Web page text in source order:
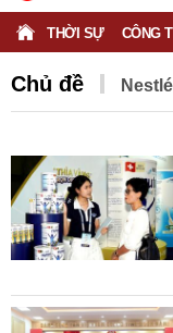
THỜI SỰ CÔNG
Chủ đề